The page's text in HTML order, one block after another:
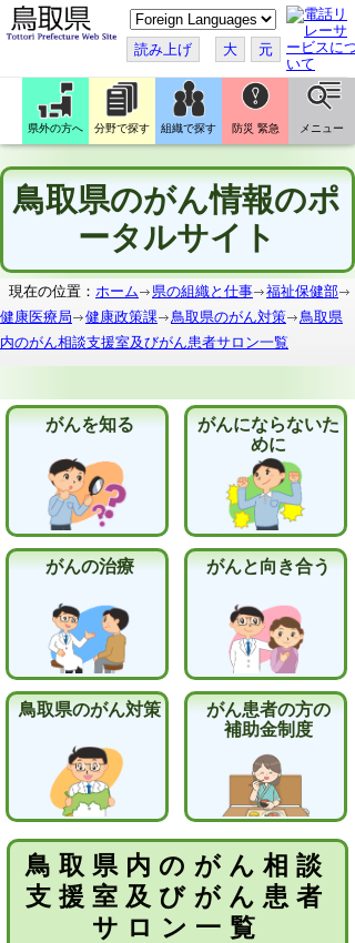
こ
の
ペ
ー
ジ
翻
訳
す
る
読み上げ 大 元
県外の方へ 分野で探す 組織で探す 防災 緊急 メニュー
鳥取県のがん情報のポ
ータルサイト
現在の位置： ホーム 県の組織と仕事
福祉保健部
健康医療局
健康政策課 鳥取県のがん対策
鳥取県
内のがん相談支援室及びがん患者サロン一覧
がんを知る
がんにならないた
めに
がんの治療 がんと向き合う
鳥取県のがん対策
がん患者の方の
補助金制度
鳥取県内のがん相談
支援室及びがん患者
サロン一覧